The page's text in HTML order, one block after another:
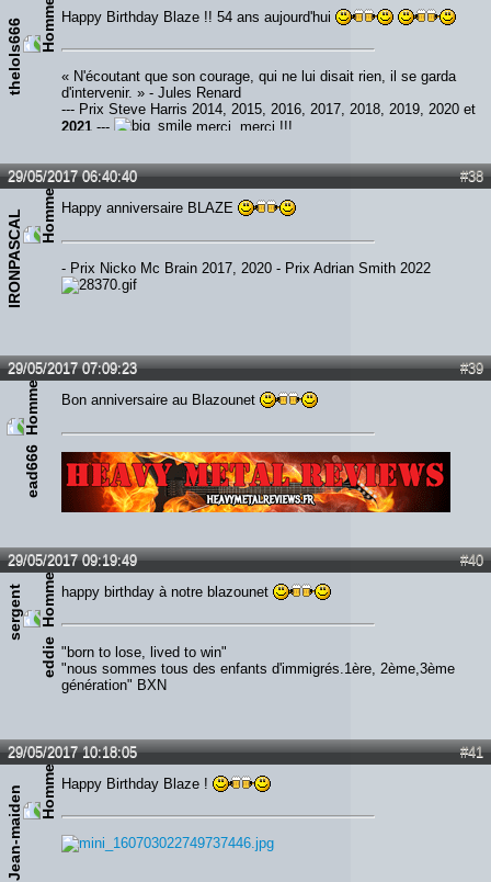
thelols666
Happy Birthday Blaze !! 54 ans aujourd'hui
« N'écoutant que son courage, qui ne lui disait rien, il se garda
d'intervenir. » - Jules Renard
--- Prix Steve Harris 2014, 2015, 2016, 2017, 2018, 2019, 2020 et
2021 --- merci, merci !!!
#38
29/05/2017 06:40:40
IRONPASCAL
Happy anniversaire BLAZE
- Prix Nicko Mc Brain 2017, 2020 - Prix Adrian Smith 2022
#39
29/05/2017 07:09:23
ead666
Bon anniversaire au Blazounet
#40
29/05/2017 09:19:49
s
e
r
g
e
n
t
e
d
d
i
e
happy birthday à notre blazounet
"born to lose, lived to win"
"nous sommes tous des enfants d'immigrés.1ère, 2ème,3ème
génération" BXN
#41
29/05/2017 10:18:05
Jean-maiden
Happy Birthday Blaze !